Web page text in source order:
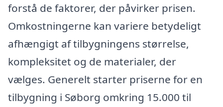
forstå de faktorer, der påvirker prisen.
Omkostningerne kan variere betydeligt
afhængigt af tilbygningens størrelse,
kompleksitet og de materialer, der
vælges. Generelt starter priserne for en
tilbygning i Søborg omkring 15.000 til